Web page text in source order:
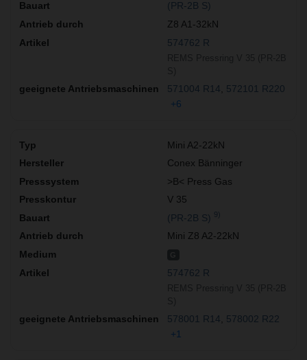
(PR-2B S)
Z8 A1-32kN
574762 R
571004 R14
572101 R220
+6
Mini A2-22kN
Conex Bänninger
>B< Press Gas
V 35
(PR-2B S)
9)
Mini Z8 A2-22kN
574762 R
578001 R14
578002 R22
+1